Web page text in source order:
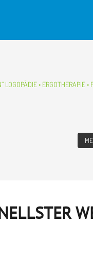
LOGOPÄDIE • ERGOTHERAPIE •